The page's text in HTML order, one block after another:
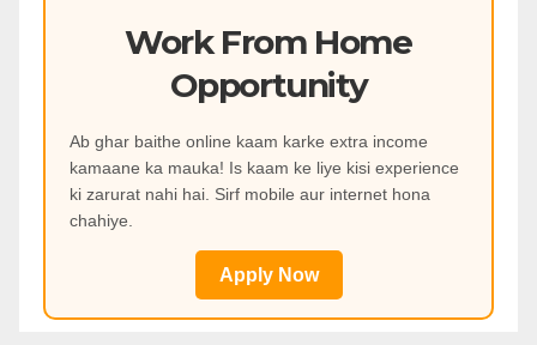
Work From Home
Opportunity
Ab ghar baithe online kaam karke extra income
kamaane ka mauka! Is kaam ke liye kisi experience
ki zarurat nahi hai. Sirf mobile aur internet hona
chahiye.
Apply Now